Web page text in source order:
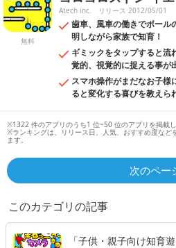
無料
Atech inc. リリース 2012/05/01
歯車、風車の働きでボール
明しながら家族で知育！
ギミックをタップすると流
覚的、視覚的に捉える事が
スマホ操作がまだなお子様
ると変化する喜びを教えら
※1322 件のアプリのうち1 位~50 位のアプリを掲載し
※ランキングは、リリース日、人気、おすすめ度など
ます。
次のペー
このカテゴリの記事
「子供・親子向け知育遊